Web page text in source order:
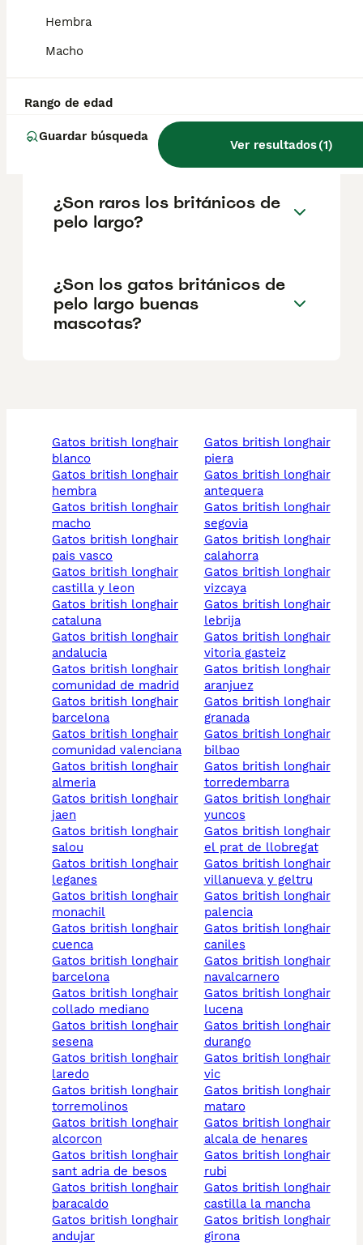
Hembra
Macho
Rango de edad
Guardar búsqueda
Ver resultados(1)
Informarse bien y comparar opciones antes
de comprometerse siempre es la mejor
¿Cuál es la raza de gato
británico de pelo largo?
¿Son raros los británicos de
pelo largo?
¿Son los gatos británicos de
pelo largo buenas
mascotas?
gatos british longhair
blanco
gatos british longhair
hembra
gatos british longhair
macho
gatos british longhair
pais vasco
gatos british longhair
castilla y leon
gatos british longhair
cataluna
gatos british longhair
andalucia
gatos british longhair
comunidad de madrid
gatos british longhair
barcelona
gatos british longhair
comunidad valenciana
gatos british longhair
almeria
gatos british longhair
jaen
gatos british longhair
salou
gatos british longhair
leganes
gatos british longhair
monachil
gatos british longhair
cuenca
gatos british longhair
barcelona
gatos british longhair
collado mediano
gatos british longhair
sesena
gatos british longhair
laredo
gatos british longhair
torremolinos
gatos british longhair
alcorcon
gatos british longhair
sant adria de besos
gatos british longhair
baracaldo
gatos british longhair
andujar
gatos british longhair
piera
gatos british longhair
antequera
gatos british longhair
segovia
gatos british longhair
calahorra
gatos british longhair
vizcaya
gatos british longhair
lebrija
gatos british longhair
vitoria gasteiz
gatos british longhair
aranjuez
gatos british longhair
granada
gatos british longhair
bilbao
gatos british longhair
torredembarra
gatos british longhair
yuncos
gatos british longhair
el prat de llobregat
gatos british longhair
villanueva y geltru
gatos british longhair
palencia
gatos british longhair
caniles
gatos british longhair
navalcarnero
gatos british longhair
lucena
gatos british longhair
durango
gatos british longhair
vic
gatos british longhair
mataro
gatos british longhair
alcala de henares
gatos british longhair
rubi
gatos british longhair
castilla la mancha
gatos british longhair
girona